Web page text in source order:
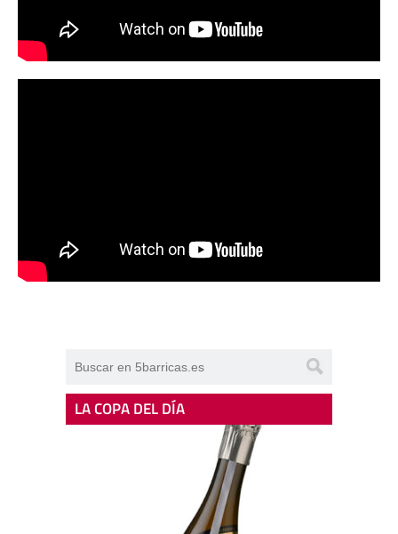
LA COPA DEL DÍA